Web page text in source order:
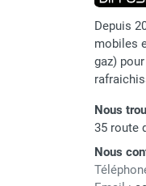
Lustre
au gaz
Depuis
mobiles
gaz)
Nous
35 route
Nous